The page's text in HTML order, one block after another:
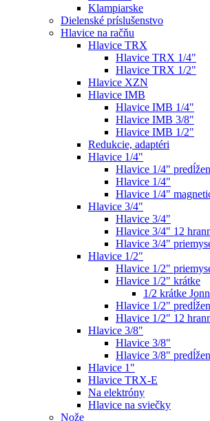
Klampiarske
Dielenské príslušenstvo
Hlavice na račňu
Hlavice TRX
Hlavice TRX 1/4"
Hlavice TRX 1/2"
Hlavice XZN
Hlavice IMB
Hlavice IMB 1/4"
Hlavice IMB 3/8"
Hlavice IMB 1/2"
Redukcie, adaptéri
Hlavice 1/4"
Hlavice 1/4"
Hlavice 1/4"
Hlavice 1/4"
Hlavice 3/4"
Hlavice 3/4"
Hlavice 3/4" 12
Hlavice 3/4"
Hlavice 1/2"
Hlavice 1/2"
Hlavice 1/2" krátke
1/2 krátke
Hlavice 1/2"
Hlavice 1/2" 12
Hlavice 3/8"
Hlavice 3/8"
Hlavice 3/8"
Hlavice 1"
Hlavice TRX-E
Na elektróny
Hlavice na sviečky
Nože